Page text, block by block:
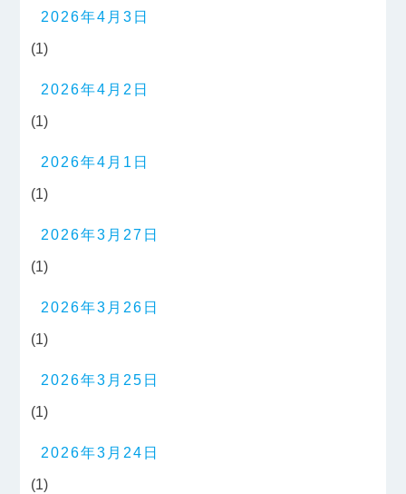
2026年4月3日
(1)
2026年4月2日
(1)
2026年4月1日
(1)
2026年3月27日
(1)
2026年3月26日
(1)
2026年3月25日
(1)
2026年3月24日
(1)